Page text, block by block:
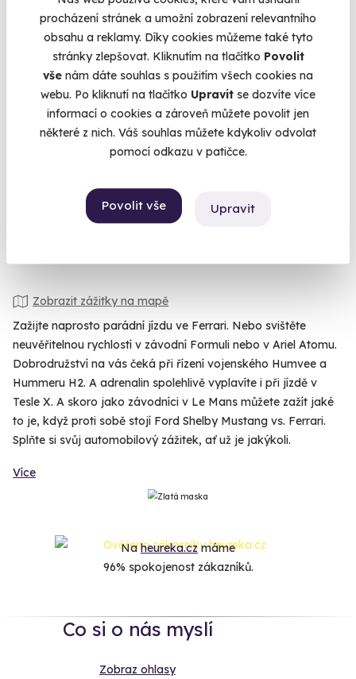
procházení stránek a umožní zobrazení relevantního
obsahu a reklamy. Díky cookies můžeme také tyto
stránky zlepšovat. Kliknutím na tlačítko Povolit
vše nám dáte souhlas s použitím všech cookies na
webu. Po kliknutí na tlačítko Upravit se dozvíte více
informací o cookies a zároveň můžete povolit jen
některé z nich. Váš souhlas můžete kdykoliv odvolat
pomocí odkazu v patičce.
Povolit vše Upravit
Dárkový poukaz na zážitek
Nevíte, co vybrat? Darujte poukaz na libovolný zážitek a
výběr nechte na nich!
Zobrazit zážitky na mapě
Zažijte naprosto parádní jízdu ve Ferrari. Nebo svištěte
neuvěřitelnou rychlostí v závodní Formuli nebo v Ariel Atomu.
Dobrodružství na vás čeká při řízení vojenského Humvee a
Hummeru H2. A adrenalin spolehlivě vyplavíte i při jízdě v
Tesle X. A skoro jako závodníci v Le Mans můžete zažít jaké
to je, když proti sobě stojí Ford Shelby Mustang vs. Ferrari.
Splňte si svůj automobilový zážitek, ať už je jakýkoli.
Více
Naheureka.czmáme
96% spokojenost zákazníků.
Co si o nás myslí
Zobraz ohlasy